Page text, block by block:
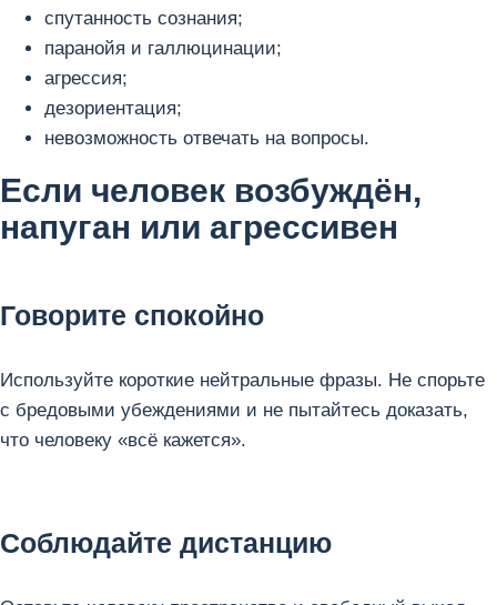
спутанность сознания;
паранойя и галлюцинации;
агрессия;
дезориентация;
невозможность отвечать на вопросы.
Если человек возбуждён,
напуган или агрессивен
Говорите спокойно
Используйте короткие нейтральные фразы. Не спорьте
с бредовыми убеждениями и не пытайтесь доказать,
что человеку «всё кажется».
Соблюдайте дистанцию